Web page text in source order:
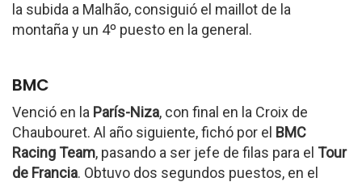
la subida a Malhão, consiguió el maillot de la
montaña y un 4º puesto en la general.
BMC
Venció en la París-Niza, con final en la Croix de
Chaubouret. Al año siguiente, fichó por el BMC
Racing Team, pasando a ser jefe de filas para el Tour
de Francia. Obtuvo dos segundos puestos, en el